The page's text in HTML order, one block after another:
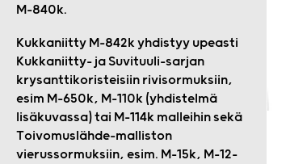
M-840k.
Kukkaniitty M-842k yhdistyy upeasti
Kukkaniitty- ja Suvituuli-sarjan
krysanttikoristeisiin rivisormuksiin,
esim M-650k, M-110k (yhdistelmä
lisäkuvassa) tai M-114k malleihin sekä
Toivomuslähde-malliston
vierussormuksiin, esim. M-15k, M-12-